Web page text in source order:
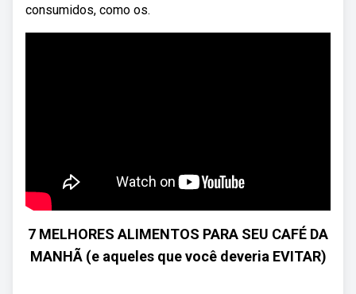
consumidos, como os.
7 MELHORES ALIMENTOS PARA SEU CAFÉ DA
MANHÃ (e aqueles que você deveria EVITAR)